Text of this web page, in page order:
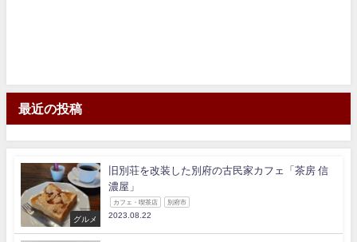
最近の投稿
グルメ
旧別荘を改装した別府の古民家カフェ「茶房 信
濃屋」
カフェ・喫茶店 別府市
2023.08.22